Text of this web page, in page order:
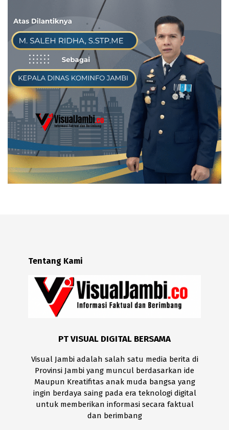
Tentang Kami
PT VISUAL DIGITAL BERSAMA
Visual Jambi adalah salah satu media berita di
Provinsi Jambi yang muncul berdasarkan ide
Maupun Kreatifitas anak muda bangsa yang
ingin berdaya saing pada era teknologi digital
untuk memberikan informasi secara faktual
dan berimbang